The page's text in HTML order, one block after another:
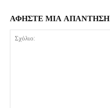
ΑΦΗΣΤΕ ΜΙΑ ΑΠΑΝΤΗΣΗ